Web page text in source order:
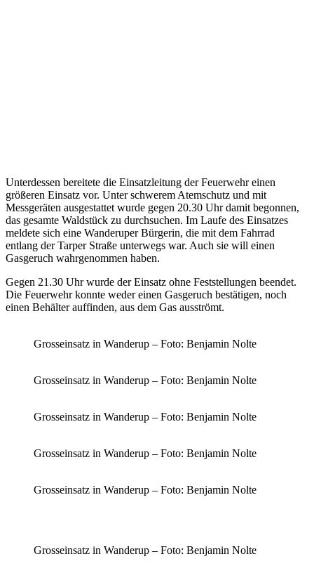
Unterdessen bereitete die Einsatzleitung der Feuerwehr einen
größeren Einsatz vor. Unter schwerem Atemschutz und mit
Messgeräten ausgestattet wurde gegen 20.30 Uhr damit begonnen,
das gesamte Waldstück zu durchsuchen. Im Laufe des Einsatzes
meldete sich eine Wanderuper Bürgerin, die mit dem Fahrrad
entlang der Tarper Straße unterwegs war. Auch sie will einen
Gasgeruch wahrgenommen haben.
Gegen 21.30 Uhr wurde der Einsatz ohne Feststellungen beendet.
Die Feuerwehr konnte weder einen Gasgeruch bestätigen, noch
einen Behälter auffinden, aus dem Gas ausströmt.
Grosseinsatz in Wanderup – Foto: Benjamin Nolte
Grosseinsatz in Wanderup – Foto: Benjamin Nolte
Grosseinsatz in Wanderup – Foto: Benjamin Nolte
Grosseinsatz in Wanderup – Foto: Benjamin Nolte
Grosseinsatz in Wanderup – Foto: Benjamin Nolte
Grosseinsatz in Wanderup – Foto: Benjamin Nolte